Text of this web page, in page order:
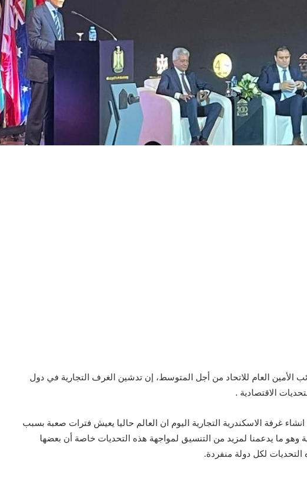
الأمين العام للاتحاد من أجل المتوسط، إن تدشين الغرف التجارية في دول
الاقتصادية .
غرفة الاسكندرية التجارية اليوم ان العالم حاليا يعيش فترات صعبة بسبب
وهو ما يدعمنا لمزيد من التنسيق لمواجهة هذه التحديات خاصة أن بعضها
لكل دولة منفردة.